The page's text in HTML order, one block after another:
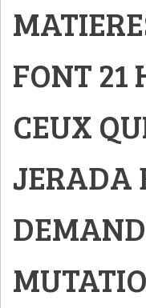
FONT 21
CEUX
JERADA